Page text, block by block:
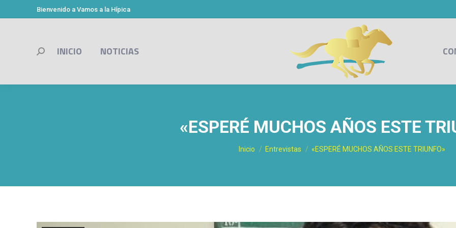
Bienvenido a Vamos a la Hípica
INICIO NOTICIAS
Buscar:
«ESPERÉ MUCHOS AÑOS ESTE
Estás aquí:
Inicio Entrevistas «ESPERÉ MUCHOS AÑOS ESTE TRIUNFO»